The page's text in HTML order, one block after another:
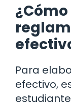
Para
efectivo,